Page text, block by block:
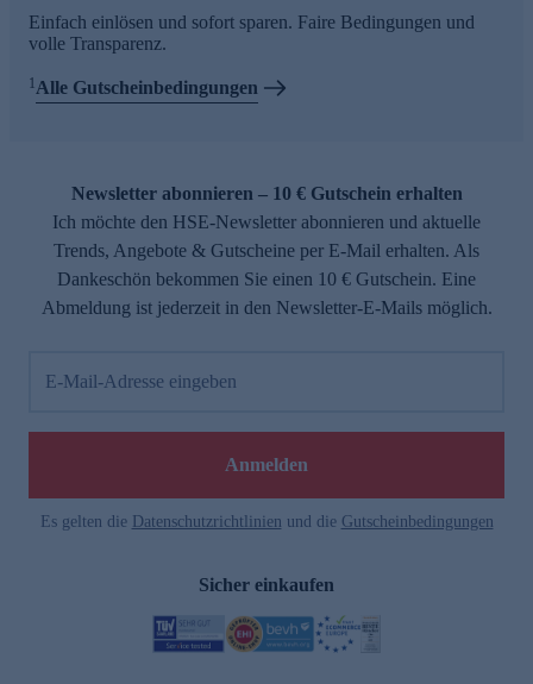
Einfach einlösen und sofort sparen. Faire Bedingungen und
volle Transparenz.
1Alle Gutscheinbedingungen
Newsletter abonnieren – 10 € Gutschein erhalten
Ich möchte den HSE-Newsletter abonnieren und aktuelle
Trends, Angebote & Gutscheine per E-Mail erhalten. Als
Dankeschön bekommen Sie einen 10 € Gutschein. Eine
Abmeldung ist jederzeit in den Newsletter-E-Mails möglich.
E-Mail-Adresse eingeben
Anmelden
Es gelten die Datenschutzrichtlinien und die Gutscheinbedingungen
Sicher einkaufen